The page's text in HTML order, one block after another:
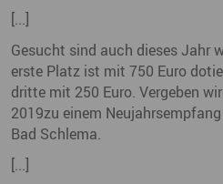
[...]
Gesucht sind auch dieses Jahr
erste Platz ist mit 750 Euro
dritte mit 250 Euro. Vergeben
2019zu einem
Bad Schlema.
[...]